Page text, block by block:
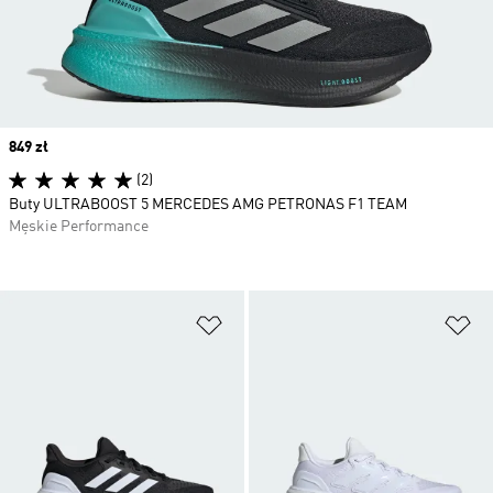
Price
849 zł
(2)
Buty ULTRABOOST 5 MERCEDES AMG PETRONAS F1 TEAM
Męskie Performance